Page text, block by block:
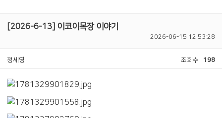
[2026-6-13] 이코이목장 이야기
2026-06-15 12:53:28
정세영 조회수 198